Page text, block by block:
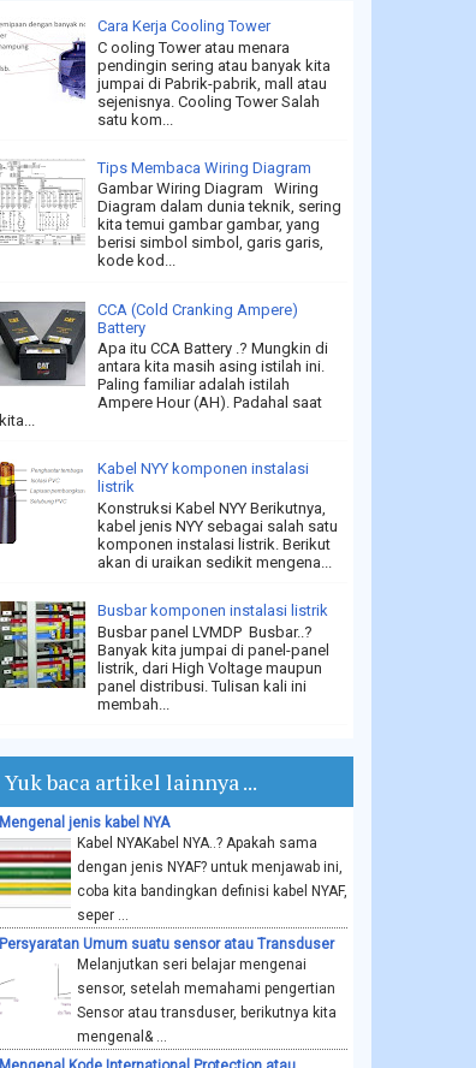
Cara Kerja Cooling Tower
C ooling Tower atau menara
pendingin sering atau banyak kita
jumpai di Pabrik-pabrik, mall atau
sejenisnya. Cooling Tower Salah
satu kom...
Tips Membaca Wiring Diagram
Gambar Wiring Diagram Wiring
Diagram dalam dunia teknik, sering
kita temui gambar gambar, yang
berisi simbol simbol, garis garis,
kode kod...
CCA (Cold Cranking Ampere)
Battery
Apa itu CCA Battery .? Mungkin di
antara kita masih asing istilah ini.
Paling familiar adalah istilah
Ampere Hour (AH). Padahal saat
kita...
Kabel NYY komponen instalasi
listrik
Konstruksi Kabel NYY Berikutnya,
kabel jenis NYY sebagai salah satu
komponen instalasi listrik. Berikut
akan di uraikan sedikit mengena...
Busbar komponen instalasi listrik
Busbar panel LVMDP Busbar..?
Banyak kita jumpai di panel-panel
listrik, dari High Voltage maupun
panel distribusi. Tulisan kali ini
membah...
Yuk baca artikel lainnya ...
Mengenal jenis kabel NYA
Kabel NYAKabel NYA..? Apakah sama
dengan jenis NYAF? untuk menjawab ini,
coba kita bandingkan definisi kabel NYAF,
seper ...
Persyaratan Umum suatu sensor atau Transduser
Melanjutkan seri belajar mengenai
sensor, setelah memahami pengertian
Sensor atau transduser, berikutnya kita
mengenal& ...